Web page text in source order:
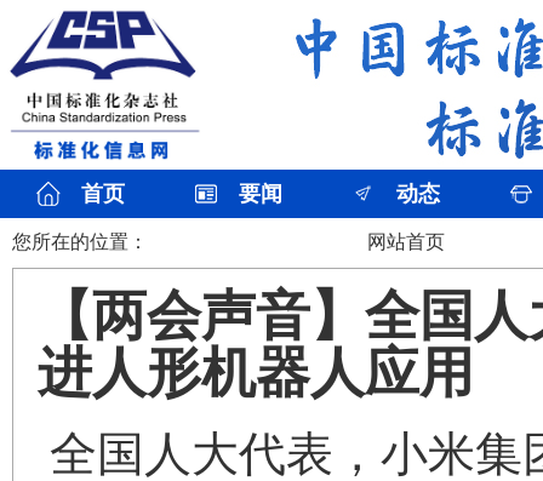
首页 要闻 动态
您所在的位置： 网站首页
【两会声音】全国
进人形机器人应用
全国人大代表，小米